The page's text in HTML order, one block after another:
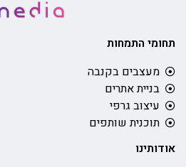
תחומי התמחות
מעצבים בקנבה
בניית אתרים
עיצוב גרפי
תוכנית שותפים
אודותינו